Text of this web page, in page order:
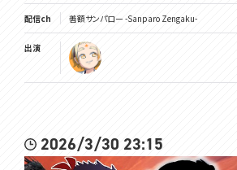
配信ch 善額サンパロー -Sanparo Zengaku-
出演
2026/3/30 23:15